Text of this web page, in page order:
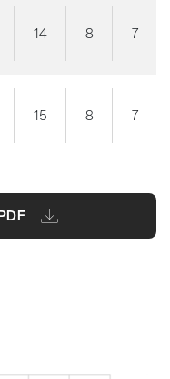
14 8 7
15 8 7